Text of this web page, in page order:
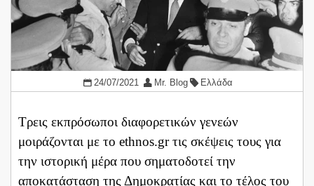
24/07/2021 Mr. Blog Ελλάδα
Τρεις εκπρόσωποι διαφορετικών γενεών
μοιράζονται με το ethnos.gr τις σκέψεις τους για
την ιστορική μέρα που σηματοδοτεί την
αποκατάσταση της Δημοκρατίας και το τέλος του